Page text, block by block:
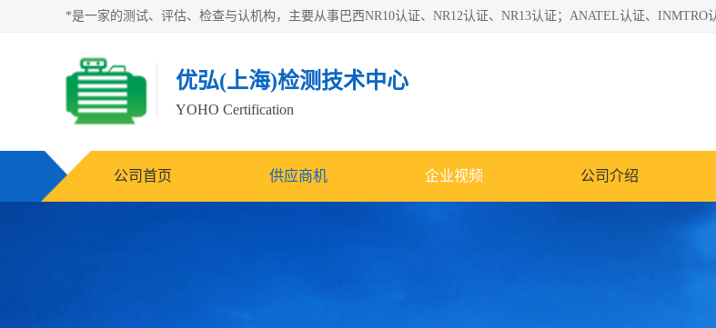
优弘(上海)检测技术中心
YOHO Certification
公司首页 供应商机 企业视频 公司介绍